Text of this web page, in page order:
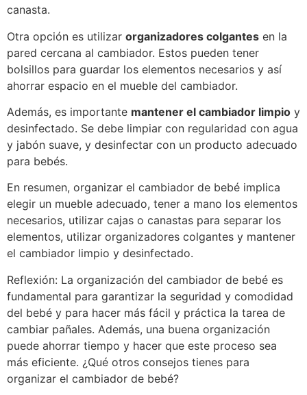
canasta.
Otra opción es utilizar organizadores colgantes en la
pared cercana al cambiador. Estos pueden tener
bolsillos para guardar los elementos necesarios y así
ahorrar espacio en el mueble del cambiador.
Además, es importante mantener el cambiador limpio y
desinfectado. Se debe limpiar con regularidad con agua
y jabón suave, y desinfectar con un producto adecuado
para bebés.
En resumen, organizar el cambiador de bebé implica
elegir un mueble adecuado, tener a mano los elementos
necesarios, utilizar cajas o canastas para separar los
elementos, utilizar organizadores colgantes y mantener
el cambiador limpio y desinfectado.
Reflexión: La organización del cambiador de bebé es
fundamental para garantizar la seguridad y comodidad
del bebé y para hacer más fácil y práctica la tarea de
cambiar pañales. Además, una buena organización
puede ahorrar tiempo y hacer que este proceso sea
más eficiente. ¿Qué otros consejos tienes para
organizar el cambiador de bebé?